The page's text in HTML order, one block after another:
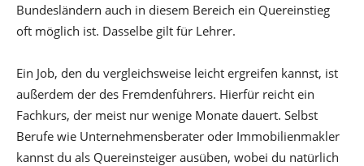
Bundesländern auch in diesem Bereich ein Quereinstieg
oft möglich ist. Dasselbe gilt für Lehrer.
Ein Job, den du vergleichsweise leicht ergreifen kannst, ist
außerdem der des Fremdenführers. Hierfür reicht ein
Fachkurs, der meist nur wenige Monate dauert. Selbst
Berufe wie Unternehmensberater oder Immobilienmakler
kannst du als Quereinsteiger ausüben, wobei du natürlich